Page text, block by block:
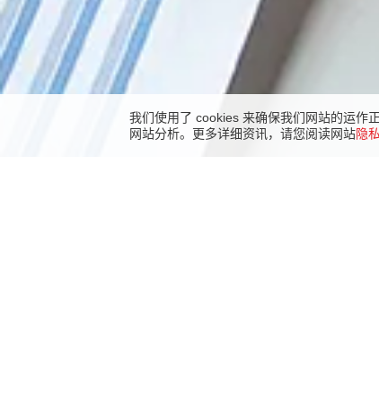
我们使用了 cookies 来确保我们网站的运作
网站分析。更多详细资讯，请您阅读网站隐